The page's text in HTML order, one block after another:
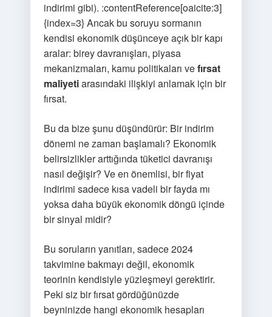
indirimi gibi). :contentReference[oaicite:3]
{index=3} Ancak bu soruyu sormanın
kendisi ekonomik düşünceye açık bir kapı
aralar: birey davranışları, piyasa
mekanizmaları, kamu politikaları vefırsat
maliyetiarasındaki ilişkiyi anlamak için bir
fırsat.
Bu da bize şunu düşündürür: Bir indirim
dönemi ne zaman başlamalı? Ekonomik
belirsizlikler arttığında tüketici davranışı
nasıl değişir? Ve en önemlisi, bir fiyat
indirimi sadece kısa vadeli bir fayda mı
yoksa daha büyük ekonomik döngü içinde
bir sinyal midir?
Bu soruların yanıtları, sadece 2024
takvimine bakmayı değil, ekonomik
teorinin kendisiyle yüzleşmeyi gerektirir.
Peki siz bir fırsat gördüğünüzde
beyninizde hangi ekonomik hesapları